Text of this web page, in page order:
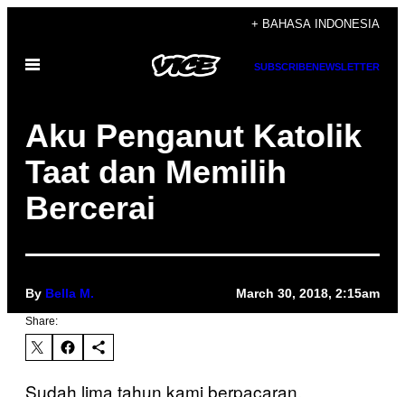
content
+ BAHASA INDONESIA
Open
SUBSCRIBENEWSLETTER
Aku Penganut Katolik
Taat dan Memilih
Bercerai
By Bella M. March 30, 2018, 2:15am
Share:
Sudah lima tahun kami berpacaran.